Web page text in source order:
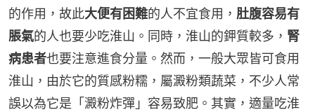
的作用，故此大便有困難的人不宜食用， 肚腹容易有
脹氣的人也要少吃淮山。同時，淮山的鉀質較多， 腎
病患者也要注意進食分量。然而，一般大眾皆可食用
淮山，由於它的質感粉糯，屬澱粉類蔬菜，不少人常
誤以為它是「澱粉炸彈」容易致肥。其實，適量吃淮